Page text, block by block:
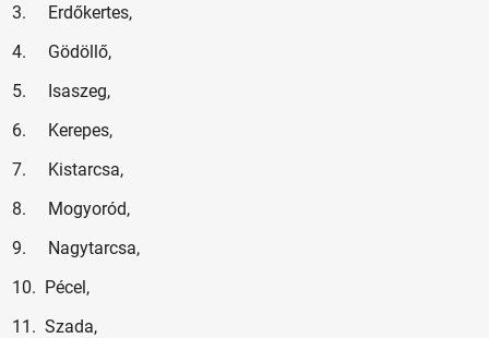
3. Erdőkertes,
4. Gödöllő,
5. Isaszeg,
6. Kerepes,
7. Kistarcsa,
8. Mogyoród,
9. Nagytarcsa,
10. Pécel,
11. Szada,